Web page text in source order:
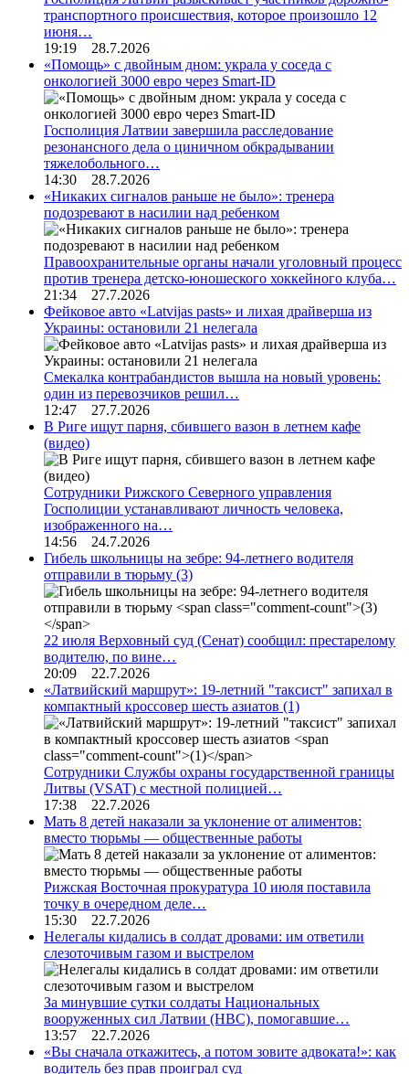
транспортного происшествия, которое произошло 12
июня…
19:19 28.7.2026
«Помощь» с двойным дном: украла у соседа с
онкологией 3000 евро через Smart-ID
Госполиция Латвии завершила расследование
резонансного дела о циничном обкрадывании
тяжелобольного…
14:30 28.7.2026
«Никаких сигналов раньше не было»: тренера
подозревают в насилии над ребенком
Правоохранительные органы начали уголовный процесс
против тренера детско-юношеского хоккейного клуба…
21:34 27.7.2026
Фейковое авто «Latvijas pasts» и лихая драйверша из
Украины: остановили 21 нелегала
Смекалка контрабандистов вышла на новый уровень:
один из перевозчиков решил…
12:47 27.7.2026
В Риге ищут парня, сбившего вазон в летнем кафе
(видео)
Сотрудники Рижского Северного управления
Госполиции устанавливают личность человека,
изображенного на…
14:56 24.7.2026
Гибель школьницы на зебре: 94-летнего водителя
отправили в тюрьму (3)
22 июля Верховный суд (Сенат) сообщил: престарелому
водителю, по вине…
20:09 22.7.2026
«Латвийский маршрут»: 19-летний "таксист" запихал в
компактный кроссовер шесть азиатов (1)
Сотрудники Службы охраны государственной границы
Литвы (VSAT) с местной полицией…
17:38 22.7.2026
Мать 8 детей наказали за уклонение от алиментов:
вместо тюрьмы — общественные работы
Рижская Восточная прокуратура 10 июля поставила
точку в очередном деле…
15:30 22.7.2026
Нелегалы кидались в солдат дровами: им ответили
слезоточивым газом и выстрелом
За минувшие сутки солдаты Национальных
вооруженных сил Латвии (НВС), помогавшие…
13:57 22.7.2026
«Вы сначала откажитесь, а потом зовите адвоката!»: как
водитель без прав проиграл суд